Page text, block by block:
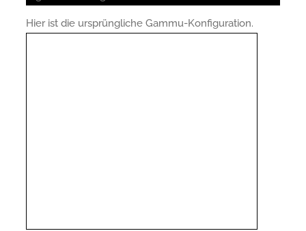
Hier ist die ursprüngliche Gammu-Konfiguration.